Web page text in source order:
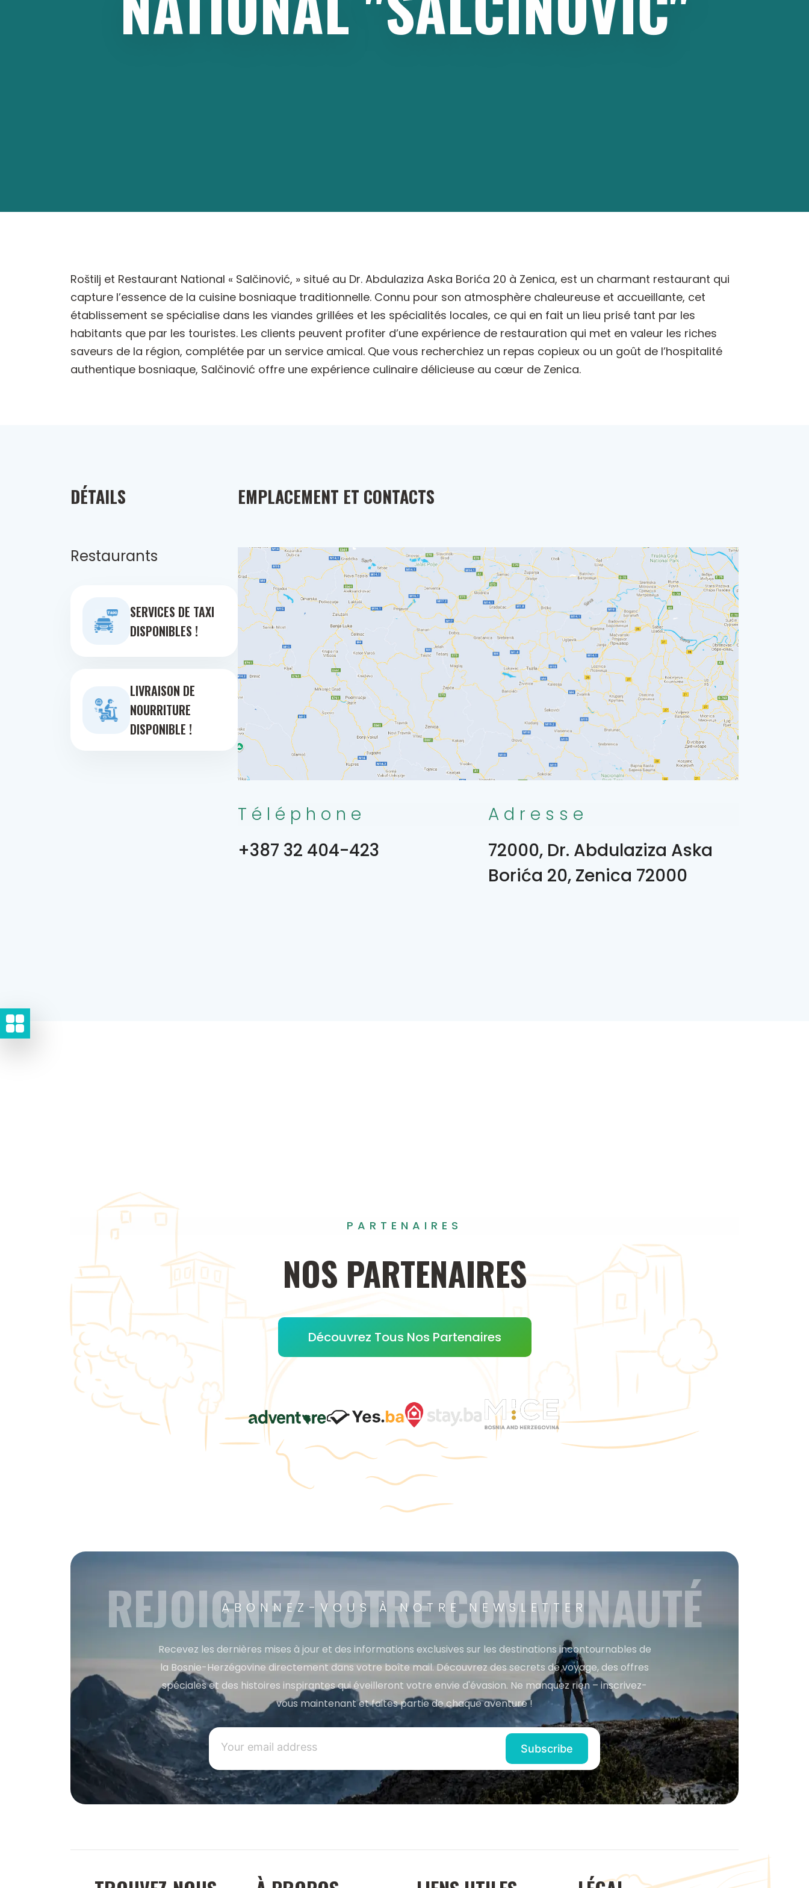
Roštilj et Restaurant National « Salčinović, » situé au Dr. Abdulaziza Aska Borića 20 à Zenica, est un charmant restaurant qui
capture l’essence de la cuisine bosniaque traditionnelle. Connu pour son atmosphère chaleureuse et accueillante, cet
établissement se spécialise dans les viandes grillées et les spécialités locales, ce qui en fait un lieu prisé tant par les
habitants que par les touristes. Les clients peuvent profiter d’une expérience de restauration qui met en valeur les riches
saveurs de la région, complétée par un service amical. Que vous recherchiez un repas copieux ou un goût de l’hospitalité
authentique bosniaque, Salčinović offre une expérience culinaire délicieuse au cœur de Zenica.
DÉTAILS
Restaurants
SERVICES DE TAXI
DISPONIBLES !
LIVRAISON DE
NOURRITURE
DISPONIBLE !
EMPLACEMENT ET CONTACTS
Téléphone
+387 32 404-423
Adresse
72000, Dr. Abdulaziza Aska
Borića 20, Zenica 72000
PARTENAIRES
NOS PARTENAIRES
Découvrez Tous Nos Partenaires
ABONNEZ-VOUS À NOTRE NEWSLETTER
REJOIGNEZ NOTRE COMMUNAUTÉ
Recevez les dernières mises à jour et des informations exclusives sur les destinations incontournables de
la Bosnie-Herzégovine directement dans votre boîte mail. Découvrez des secrets de voyage, des offres
spéciales et des histoires inspirantes qui éveilleront votre envie d'évasion. Ne manquez rien – inscrivez-
vous maintenant et faites partie de chaque aventure !